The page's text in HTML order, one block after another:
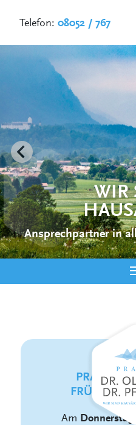
Telefon:08052 / 767
Immer einen
PRAXIS
FRÜHER
Am Donnerstag